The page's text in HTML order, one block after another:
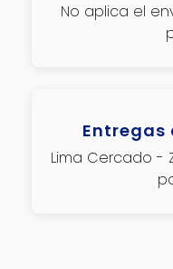
No aplica el
Entregas
Lima Cercado -